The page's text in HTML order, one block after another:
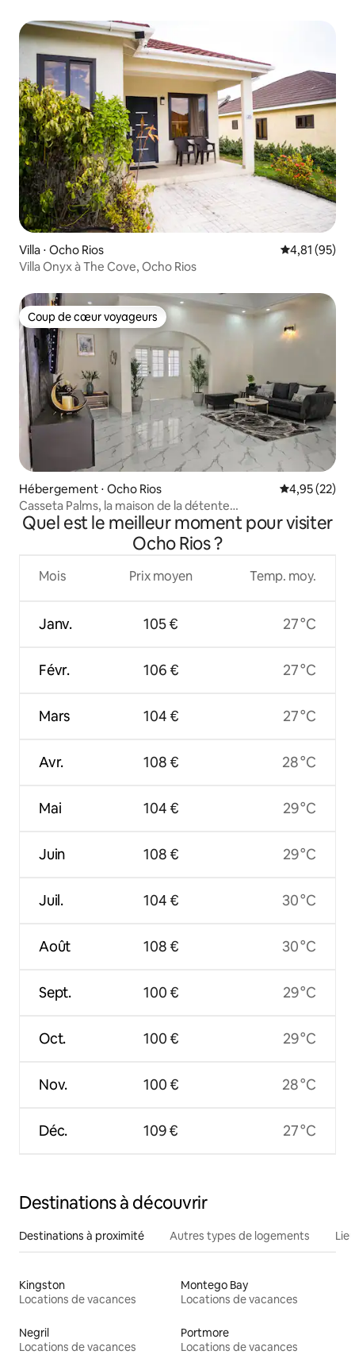
Villa ⋅ Ocho Rios Évaluation
4,81 (95)
Villa Onyx à The Cove, Ocho Rios
Coup de cœur voyageurs
Coup de cœur voyageurs
Hébergement ⋅ Ocho Rios Évaluation
4,95 (22)
Casseta Palms, la maison de la détente…
Quel est le meilleur moment pour visiter
Ocho Rios ?
Mois
Janv.
Févr.
Mars
Avr.
Mai
Juin
Juil.
Août
Sept.
Oct.
Nov.
Déc.
Prix moyen
105 €
106 €
104 €
108 €
104 €
108 €
104 €
108 €
100 €
100 €
100 €
109 €
Temp. moy.
27 °C
27 °C
27 °C
28 °C
29 °C
29 °C
30 °C
30 °C
29 °C
29 °C
28 °C
27 °C
Destinations à découvrir
Destinations à proximité Autres types de logements
Kingston
Locations de vacances
Montego Bay
Locations de vacances
Negril
Locations de vacances
Portmore
Locations de vacances